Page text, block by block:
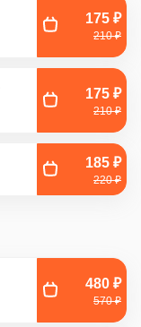
175 ₽
210 ₽
175 ₽
210 ₽
185 ₽
220 ₽
480 ₽
570 ₽